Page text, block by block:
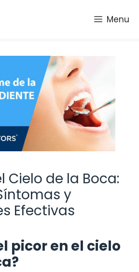
Menu
Cielo de la Boca:
y
Efectivas
picor en el cielo